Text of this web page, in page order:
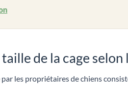
de la cage
les propriétaires de chiens